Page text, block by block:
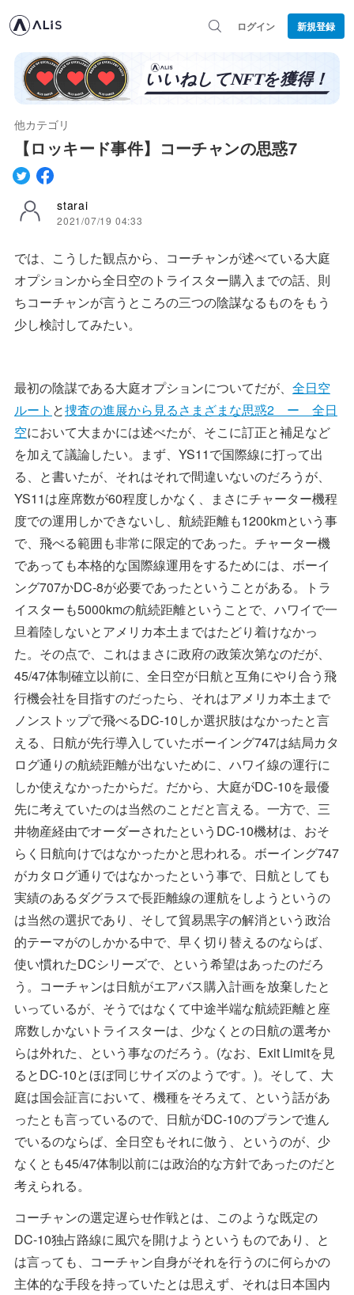
ログイン 新規登録
他カテゴリ
【ロッキード事件】コーチャンの思惑7
starai
2021/07/19 04:33
では、こうした観点から、コーチャンが述べている大庭
オプションから全日空のトライスター購入までの話、則
ちコーチャンが言うところの三つの陰謀なるものをもう
少し検討してみたい。
最初の陰謀である大庭オプションについてだが、 全日空
ルート と捜査の進展から見るさまざまな思惑2 ー 全日
空において大まかには述べたが、そこに訂正と補足など
を加えて議論したい。まず、YS11で国際線に打って出
る、と書いたが、それはそれで間違いないのだろうが、
YS11は座席数が60程度しかなく、まさにチャーター機程
度での運用しかできないし、航続距離も1200kmという事
で、飛べる範囲も非常に限定的であった。チャーター機
であっても本格的な国際線運用をするためには、ボーイ
ング707かDC-8が必要であったということがある。トラ
イスターも5000kmの航続距離ということで、ハワイで一
旦着陸しないとアメリカ本土まではたどり着けなかっ
た。その点で、これはまさに政府の政策次第なのだが、
45/47体制確立以前に、全日空が日航と互角にやり合う飛
行機会社を目指すのだったら、それはアメリカ本土まで
ノンストップで飛べるDC-10しか選択肢はなかったと言
える、日航が先行導入していたボーイング747は結局カタ
ログ通りの航続距離が出ないために、ハワイ線の運行に
しか使えなかったからだ。だから、大庭がDC-10を最優
先に考えていたのは当然のことだと言える。一方で、三
井物産経由でオーダーされたというDC-10機材は、おそ
らく日航向けではなかったかと思われる。ボーイング747
がカタログ通りではなかったという事で、日航としても
実績のあるダグラスで長距離線の運航をしようというの
は当然の選択であり、そして貿易黒字の解消という政治
的テーマがのしかかる中で、早く切り替えるのならば、
使い慣れたDCシリーズで、という希望はあったのだろ
う。コーチャンは日航がエアバス購入計画を放棄したと
いっているが、そうではなくて中途半端な航続距離と座
席数しかないトライスターは、少なくとの日航の選考か
らは外れた、という事なのだろう。(なお、Exit Limitを見
るとDC-10とほぼ同じサイズのようです。)。そして、大
庭は国会証言において、機種をそろえて、という話があ
ったとも言っているので、日航がDC-10のプランで進ん
でいるのならば、全日空もそれに倣う、というのが、少
なくとも45/47体制以前には政治的な方針であったのだと
考えられる。
コーチャンの選定遅らせ作戦とは、このような既定の
DC-10独占路線に風穴を開けようというものであり、と
は言っても、コーチャン自身がそれを行うのに何らかの
主体的な手段を持っていたとは思えず、それは日本国内